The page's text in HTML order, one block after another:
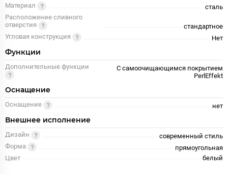
Материал
сталь
Расположение сливного
отверстия
стандартное
Угловая конструкция
Нет
Функции
Дополнительные функции
С самоочищающимся покрытием
PerlEffekt
Оснащение
Оснащение нет
Внешнее исполнение
Дизайн
современный стиль
Форма
прямоугольная
Цвет
белый